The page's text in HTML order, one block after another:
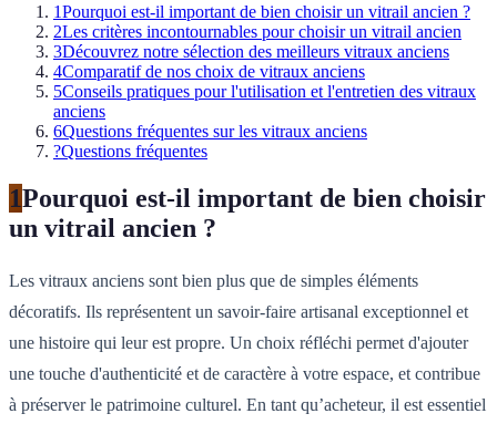
1Pourquoi est-il important de bien choisir un vitrail ancien ?
2Les critères incontournables pour choisir un vitrail ancien
3Découvrez notre sélection des meilleurs vitraux anciens
4Comparatif de nos choix de vitraux anciens
5Conseils pratiques pour l'utilisation et l'entretien des vitraux
anciens
6Questions fréquentes sur les vitraux anciens
?Questions fréquentes
1Pourquoi est-il important de bien choisir
un vitrail ancien ?
Les vitraux anciens sont bien plus que de simples éléments
décoratifs. Ils représentent un savoir-faire artisanal exceptionnel et
une histoire qui leur est propre. Un choix réfléchi permet d'ajouter
une touche d'authenticité et de caractère à votre espace, et contribue
à préserver le patrimoine culturel. En tant qu’acheteur, il est essentiel